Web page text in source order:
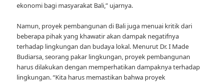
ekonomi bagi masyarakat Bali,” ujarnya.
Namun, proyek pembangunan di Bali juga menuai kritik dari
beberapa pihak yang khawatir akan dampak negatifnya
terhadap lingkungan dan budaya lokal. Menurut Dr. I Made
Budiarsa, seorang pakar lingkungan, proyek pembangunan
harus dilakukan dengan memperhatikan dampaknya terhadap
lingkungan. “Kita harus memastikan bahwa proyek